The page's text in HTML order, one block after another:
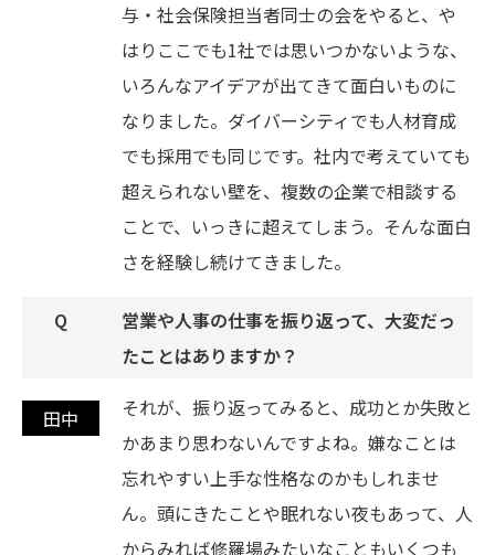
与・社会保険担当者同士の会をやると、や
はりここでも1社では思いつかないような、
いろんなアイデアが出てきて面白いものに
なりました。ダイバーシティでも人材育成
でも採用でも同じです。社内で考えていても
超えられない壁を、複数の企業で相談する
ことで、いっきに超えてしまう。そんな面白
さを経験し続けてきました。
営業や人事の仕事を振り返って、大変だっ
たことはありますか？
それが、振り返ってみると、成功とか失敗と
かあまり思わないんですよね。嫌なことは
忘れやすい上手な性格なのかもしれませ
ん。頭にきたことや眠れない夜もあって、人
からみれば修羅場みたいなこともいくつも